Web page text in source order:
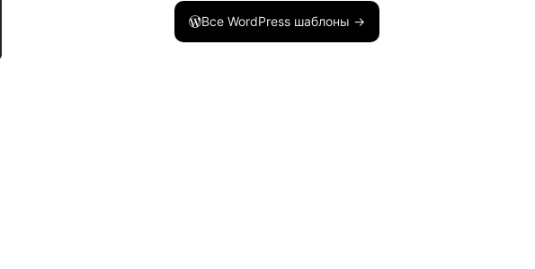
Все WordPress шаблоны →